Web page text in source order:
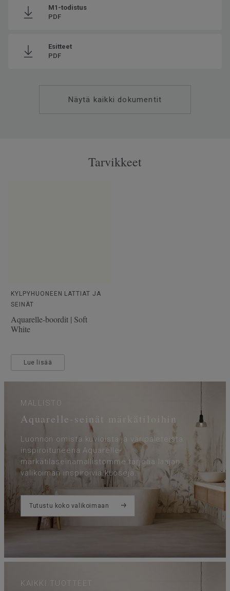
M1-todistus
PDF
Esitteet
PDF
Näytä kaikki dokumentit
Tarvikkeet
KYLPYHUONEEN LATTIAT JA
SEINÄT
Aquarelle-boordit | Soft
White
Lue lisää
MALLISTO
Aquarelle-seinät märkätiloihin
Luonnon omista kuvioista ja väripaleteista
inspiroituneena Aquarelle-
märkätilaseinämallistomme tarjoaa laajan
valikoiman inspiroivia kuoseja.
Tutustu koko valikoimaan
KAIKKI TUOTTEET